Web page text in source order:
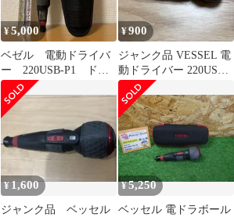
¥5,000
ベゼル 電動ドライバ
ー 220USB-P1 ドラ
イバーホルダー付き
¥900
ジャンク品 VESSEL 電
動ドライバー 220USB-
P1 3段階切替モード
¥1,600
ジャンク品 ベッセル
¥5,250
ベッセル 電ドラボール